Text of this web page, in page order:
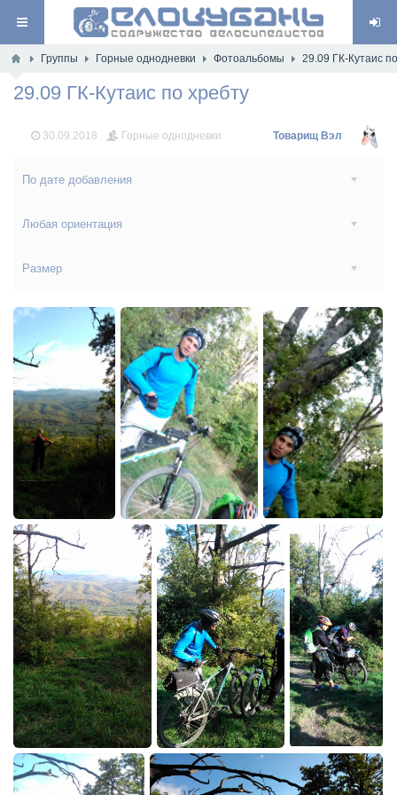
Группы Горные однодневки Фотоальбомы 29.09 ГК-Кутаис
29.09 ГК-Кутаис по хребту
30.09.2018 Горные однодневки Товарищ Вэл
По дате добавления
Любая ориентация
Размер